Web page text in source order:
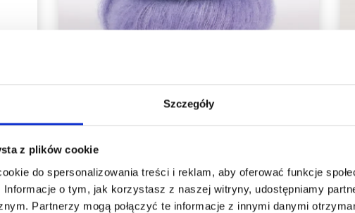
Szczegóły
z plików cookie
do spersonalizowania treści i reklam, aby oferować funkcje
o tym, jak korzystasz z naszej witryny, udostępniamy
Partnerzy mogą połączyć te informacje z innymi danymi
Okazja 31/08/2026
Oszczędź nawet do 50%
Stań się częścią naszej społeczności
miłośników włóczek i uzyskaj wyłączny